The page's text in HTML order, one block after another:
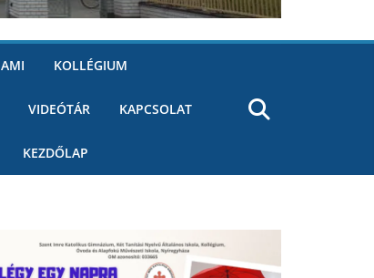
AMI KOLLÉGIUM
VIDEÓTÁR KAPCSOLAT
KEZDŐLAP